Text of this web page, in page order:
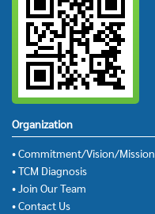
Organization
• Commitment/Vision/Mission
• TCM Diagnosis
• Join Our Team
• Contact Us